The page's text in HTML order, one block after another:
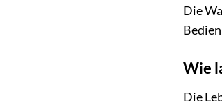
Die
Wie
Die